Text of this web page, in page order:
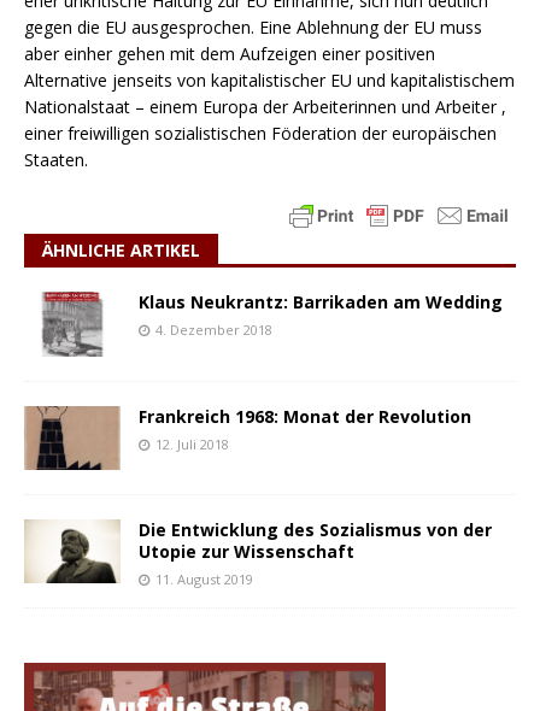
gegen die EU ausgesprochen. Eine Ablehnung der EU muss
aber einher gehen mit dem Aufzeigen einer positiven
Alternative jenseits von kapitalistischer EU und kapitalistischem
Nationalstaat – einem Europa der Arbeiterinnen und Arbeiter ,
einer freiwilligen sozialistischen Föderation der europäischen
Staaten.
ÄHNLICHE ARTIKEL
Klaus Neukrantz: Barrikaden am Wedding
4. Dezember 2018
Frankreich 1968: Monat der Revolution
12. Juli 2018
Die Entwicklung des Sozialismus von der
Utopie zur Wissenschaft
11. August 2019